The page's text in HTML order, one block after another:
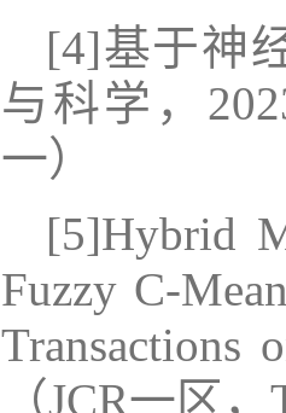
[4]基于神
与科学， 20
一）
[5]Hybrid
Fuzzy C-
Transactions
（JCR一区 ，